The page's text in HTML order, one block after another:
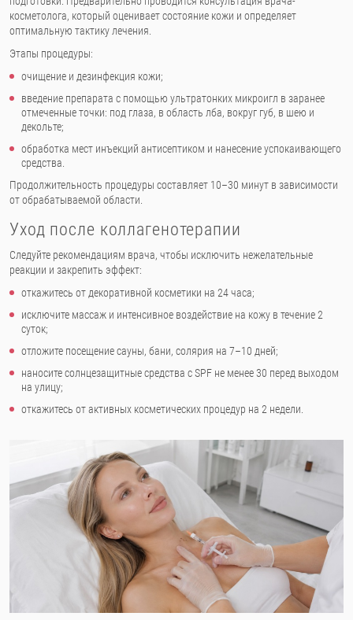
косметолога, который оценивает состояние кожи и определяет
оптимальную тактику лечения.
Этапы процедуры:
очищение и дезинфекция кожи;
введение препарата с помощью ультратонких микроигл в заранее
отмеченные точки: под глаза, в область лба, вокруг губ, в шею и
декольте;
обработка мест инъекций антисептиком и нанесение успокаивающего
средства.
Продолжительность процедуры составляет 10–30 минут в зависимости
от обрабатываемой области.
Уход после коллагенотерапии
Следуйте рекомендациям врача, чтобы исключить нежелательные
реакции и закрепить эффект:
откажитесь от декоративной косметики на 24 часа;
исключите массаж и интенсивное воздействие на кожу в течение 2
суток;
отложите посещение сауны, бани, солярия на 7–10 дней;
наносите солнцезащитные средства с SPF не менее 30 перед выходом
на улицу;
откажитесь от активных косметических процедур на 2 недели.